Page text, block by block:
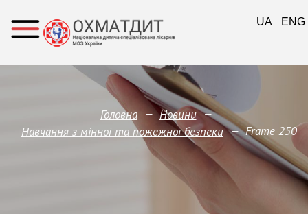
Головна — Новини —
Навчання з мінної та пожежної безпеки — Frame 250
UA ENG